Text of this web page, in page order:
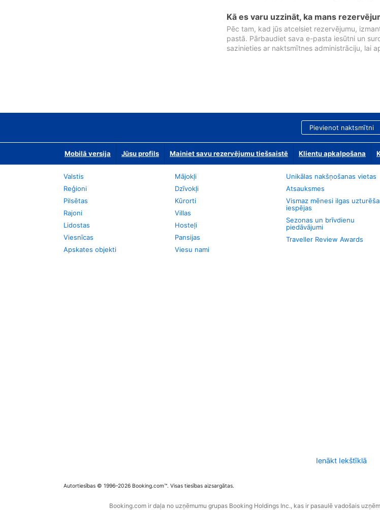
Kā es varu uzzināt, ka mans
Pēc tam, kad jūs atcelsiet rezervējumu,
pastā. Pārbaudiet sava e-pasta iesūtni un
sazinieties ar naktsmītnes administrāciju, lai
Pievienot naktsmītni
Mobilā versija Jūsu profils Mainiet savu rezervējumu tiešsaistē Klientu apkalpošana
Valstis
Reģioni
Pilsētas
Rajoni
Lidostas
Viesnīcas
Apskates objekti
Mājokļi
Dzīvokļi
Kūrorti
Villas
Hosteļi
Pansijas
Viesu nami
Unikālas nakšņošanas vietas
Atsauksmes
Vismaz mēnesi ilgas
iespējas
Sezonas un brīvdienu
piedāvājumi
Traveller Review Awards
Ienākt Iekštīklā
Autortiesības © 1996–2026 Booking.com™. Visas tiesības aizsargātas.
Booking.com ir daļa no uzņēmumu grupas Booking Holdings Inc., kas ir pasaulē vadošais